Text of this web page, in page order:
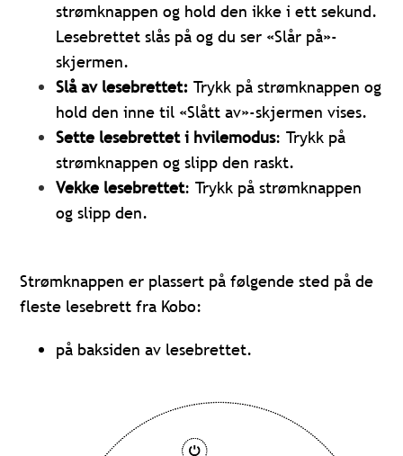
strømknappen og hold den ikke i ett sekund.
Lesebrettet slås på og du ser «Slår på»-
skjermen.
Slå av lesebrettet:Trykk på strømknappen og
hold den inne til «Slått av»-skjermen vises.
Sette lesebrettet i hvilemodus: Trykk på
strømknappen og slipp den raskt.
Vekke lesebrettet: Trykk på strømknappen
og slipp den.
Strømknappen er plassert på følgende sted på de
fleste lesebrett fra Kobo:
på baksiden av lesebrettet.